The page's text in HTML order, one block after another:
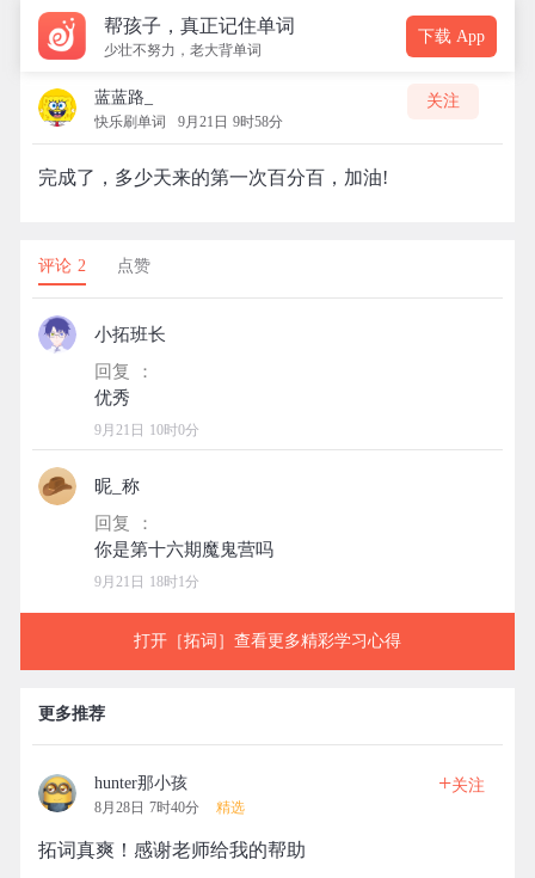
帮孩子，真正记住单词
少壮不努力，老大背单词
下载 App
蓝蓝路_
快乐刷单词 9月21日 9时58分
关注
完成了，多少天来的第一次百分百，加油!
评论 2 点赞
小拓班长
回复 ：
9月21日 10时0分
昵_称
回复 ：
9月21日 18时1分
打开［拓词］查看更多精彩学习心得
更多推荐
hunter那小孩
8月28日 7时40分 精选
+关注
拓词真爽！感谢老师给我的帮助